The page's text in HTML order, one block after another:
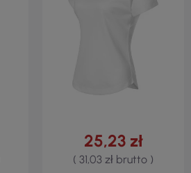
25,23 zł
( 31,03 zł brutto )